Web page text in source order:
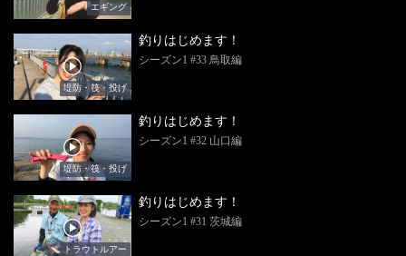
エギング
堤防・筏・投げ
釣りはじめます！
シーズン1 #33 鳥取編
堤防・筏・投げ
釣りはじめます！
シーズン1 #32 山口編
トラウトルアー
釣りはじめます！
シーズン1 #31 茨城編